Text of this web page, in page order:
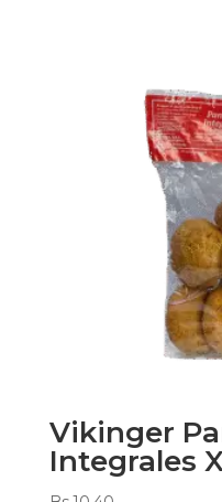
Vikinger
Integrales